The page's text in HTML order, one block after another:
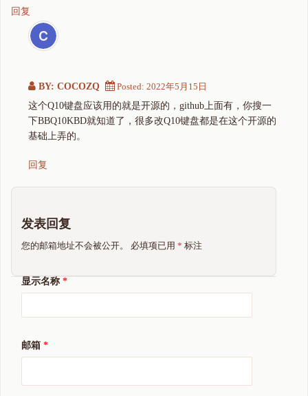
回复
BY: COCOZQ Posted: 2022年5月15日
这个Q10键盘应该用的就是开源的，github上面有，你搜一
下BBQ10KBD就知道了，很多改Q10键盘都是在这个开源的
基础上弄的。
回复
发表回复
您的邮箱地址不会被公开。 必填项已用 * 标注
显示名称 *
邮箱 *